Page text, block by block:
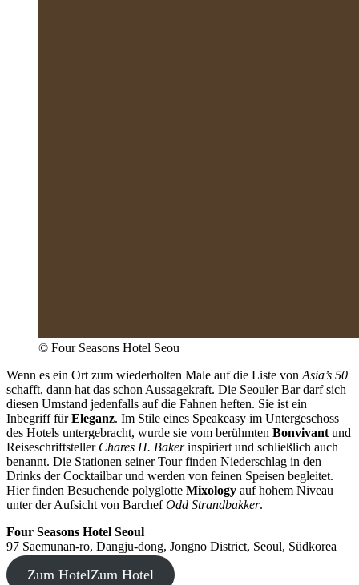
© Four Seasons Hotel Seou
Wenn es ein Ort zum wiederholten Male auf die Liste von Asia’s 50
schafft, dann hat das schon Aussagekraft. Die Seouler Bar darf sich
diesen Umstand jedenfalls auf die Fahnen heften. Sie ist ein
Inbegriff fürEleganz. Im Stile eines Speakeasy im Untergeschoss
des Hotels untergebracht, wurde sie vom berühmten Bonvivant und
Reiseschriftsteller Chares H. Bakerinspiriert und schließlich auch
benannt. Die Stationen seiner Tour finden Niederschlag in den
Drinks der Cocktailbar und werden von feinen Speisen begleitet.
Hier finden Besuchende polyglotte Mixology auf hohem Niveau
unter der Aufsicht von BarchefOdd Strandbakker.
Four Seasons Hotel Seoul
97 Saemunan-ro, Dangju-dong, Jongno District, Seoul, Südkorea
Zum HotelZum Hotel